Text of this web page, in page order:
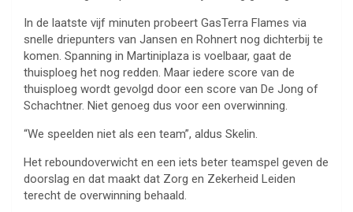
In de laatste vijf minuten probeert GasTerra Flames via
snelle driepunters van Jansen en Rohnert nog dichterbij te
komen. Spanning in Martiniplaza is voelbaar, gaat de
thuisploeg het nog redden. Maar iedere score van de
thuisploeg wordt gevolgd door een score van De Jong of
Schachtner. Niet genoeg dus voor een overwinning.
“We speelden niet als een team”, aldus Skelin.
Het reboundoverwicht en een iets beter teamspel geven de
doorslag en dat maakt dat Zorg en Zekerheid Leiden
terecht de overwinning behaald.